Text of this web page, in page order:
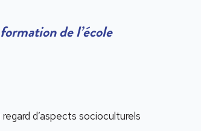
de l’école
d’aspects socioculturels